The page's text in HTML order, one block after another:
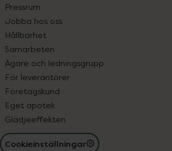
Pressrum
Jobba hos oss
Hållbarhet
Samarbeten
Ägare och ledningsgrupp
För leverantörer
Företagskund
Eget apotek
Glädjeeffekten
Cookieinställningar